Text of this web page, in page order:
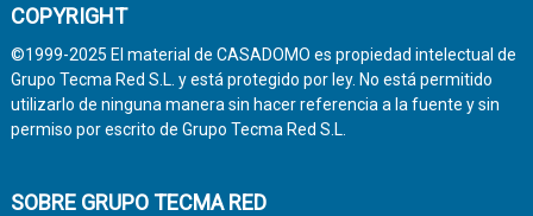
COPYRIGHT
©1999-2025 El material de CASADOMO es propiedad intelectual de
Grupo Tecma Red S.L. y está protegido por ley. No está permitido
utilizarlo de ninguna manera sin hacer referencia a la fuente y sin
permiso por escrito de Grupo Tecma Red S.L.
SOBRE GRUPO TECMA RED